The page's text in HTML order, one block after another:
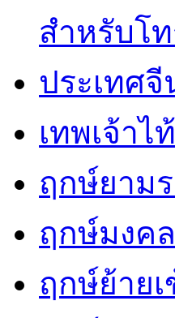
สำหรับโ
ประเทศ
เทพเจ้าไ
ฤกษ์ยาม
ฤกษ์มงค
ฤกษ์ย้าย